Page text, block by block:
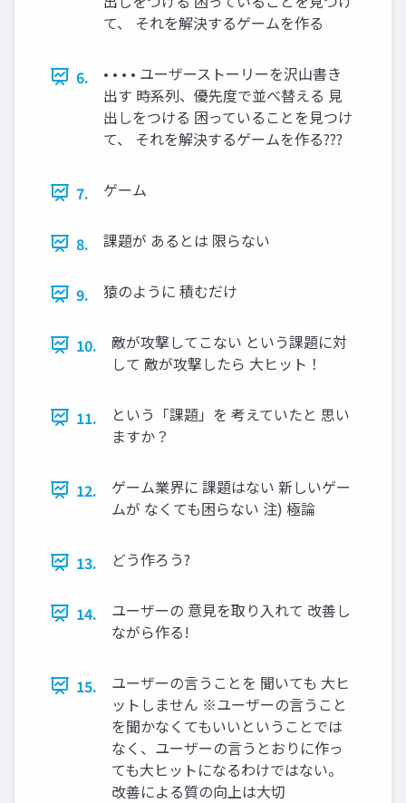
て、 それを解決するゲームを作る
6.
• • • • ユーザーストーリーを沢山書き
出す 時系列、優先度で並べ替える 見
出しをつける 困っていることを見つけ
て、 それを解決するゲームを作る???
7. ゲーム
8. 課題が あるとは 限らない
9. 猿のように 積むだけ
10.
敵が攻撃してこない という課題に対
して 敵が攻撃したら 大ヒット！
11.
という「課題」を 考えていたと 思い
ますか？
12.
ゲーム業界に 課題はない 新しいゲー
ムが なくても困らない 注) 極論
13. どう作ろう?
14.
ユーザーの 意見を取り入れて 改善し
ながら作る!
15.
ユーザーの言うことを 聞いても 大ヒ
ットしません ※ユーザーの言うこと
を聞かなくてもいいということでは
なく、ユーザーの言うとおりに作っ
ても大ヒットになるわけではない。
改善による質の向上は大切